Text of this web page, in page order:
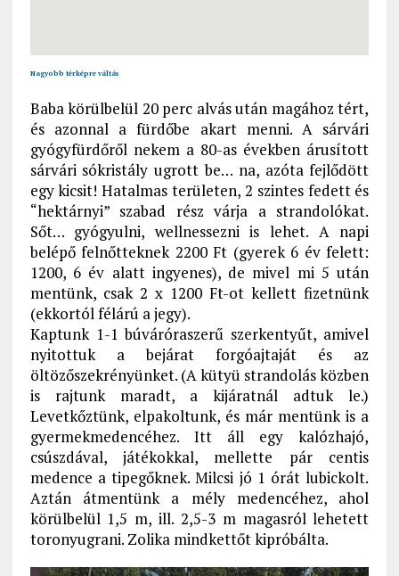
Nagyobb térképre váltás
Baba körülbelül 20 perc alvás után magához tért,
és azonnal a fürdőbe akart menni. A sárvári
gyógyfürdőről nekem a 80-as években árusított
sárvári sókristály ugrott be… na, azóta fejlődött
egy kicsit! Hatalmas területen, 2 szintes fedett és
“hektárnyi” szabad rész várja a strandolókat.
Sőt… gyógyulni, wellnessezni is lehet. A napi
belépő felnőtteknek 2200 Ft (gyerek 6 év felett:
1200, 6 év alatt ingyenes), de mivel mi 5 után
mentünk, csak 2 x 1200 Ft-ot kellett fizetnünk
(ekkortól félárú a jegy).
Kaptunk 1-1 búváróraszerű szerkentyűt, amivel
nyitottuk a bejárat forgóajtaját és az
öltözőszekrényünket. (A kütyü strandolás közben
is rajtunk maradt, a kijáratnál adtuk le.)
Levetkőztünk, elpakoltunk, és már mentünk is a
gyermekmedencéhez. Itt áll egy kalózhajó,
csúszdával, játékokkal, mellette pár centis
medence a tipegőknek. Milcsi jó 1 órát lubickolt.
Aztán átmentünk a mély medencéhez, ahol
körülbelül 1,5 m, ill. 2,5-3 m magasról lehetett
toronyugrani. Zolika mindkettőt kipróbálta.